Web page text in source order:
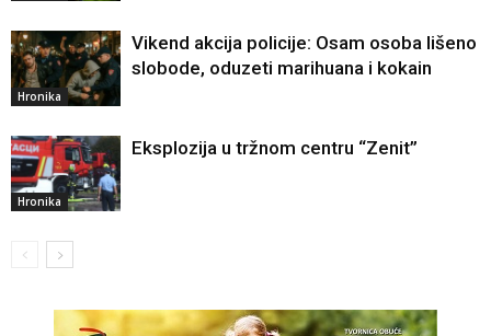
Hronika
Vikend akcija policije: Osam osoba lišeno
slobode, oduzeti marihuana i kokain
Hronika
Eksplozija u tržnom centru “Zenit”